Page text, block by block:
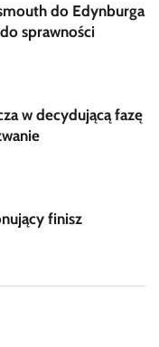
do Edynburga
sprawności
w decydującą fazę
finisz